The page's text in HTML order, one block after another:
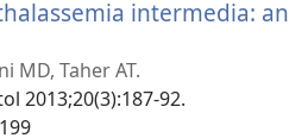
intermedia: an
novi
prozor)
MD, Taher AT.
2013;20(3):187-92.